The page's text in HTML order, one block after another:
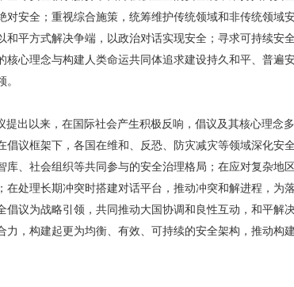
对安全；重视综合施策，统筹维护传统领域和非传统领域
平方式解决争端，以政治对话实现安全；寻求可持续安
心理念与构建人类命运共同体追求建设持久和平、普遍
出以来，在国际社会产生积极反响，倡议及其核心理念
议框架下，各国在维和、反恐、防灾减灾等领域深化安
库、社会组织等共同参与的安全治理格局；在应对复杂地
处理长期冲突时搭建对话平台，推动冲突和解进程，为
议为战略引领，共同推动大国协调和良性互动，和平解
，构建起更为均衡、有效、可持续的安全架构，推动构